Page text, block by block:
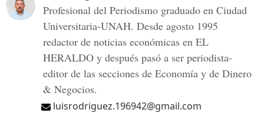
Profesional del Periodismo graduado en Ciudad
Universitaria-UNAH. Desde agosto 1995
redactor de noticias económicas en EL
HERALDO y después pasó a ser periodista-
editor de las secciones de Economía y de Dinero
& Negocios.
luisrodriguez.196942@gmail.com